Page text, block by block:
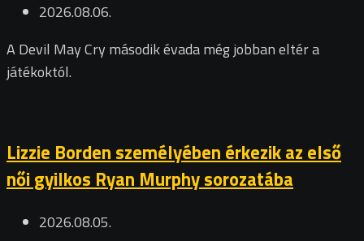
2026.08.06.
A Devil May Cry második évada még jobban eltér a
játékoktól.
Lizzie Borden személyében érkezik az első
női gyilkos Ryan Murphy sorozatába
2026.08.05.